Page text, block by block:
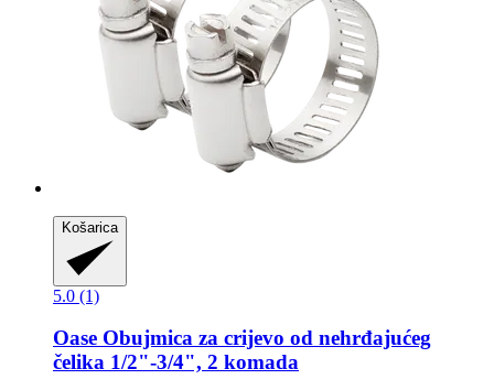
Košarica
5.0 (1)
Oase Obujmica za crijevo od nehrđajućeg
čelika 1/2"-​3/4", 2 komada